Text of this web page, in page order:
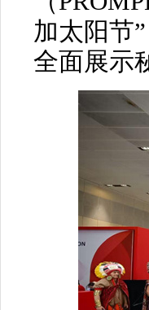
加太阳节
全面展示